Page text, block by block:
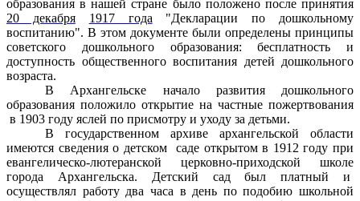
образования в нашей стране было положено после принятия
20 декабря
1917 года "Декларации по дошкольному
воспитанию". В этом документе были определены принципы
советского дошкольного образования: бесплатность и
доступность общественного воспитания детей дошкольного
возраста.
В Архангельске начало развития дошкольного
образования положило открытие на частные пожертвования
в 1903 году яслей по присмотру и уходу за детьми.
В государственном архиве архангельской области
имеются сведения о детском
саде открытом в 1912 году при
евангелическо-лютеранской церковно-приходской школе
города Архангельска. Детский сад был платный и
осуществлял работу два часа в день по подобию школьной